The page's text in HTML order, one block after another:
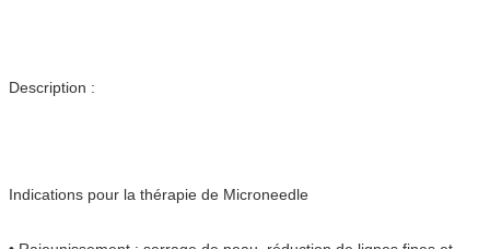
Description :
Indications pour la thérapie de Microneedle